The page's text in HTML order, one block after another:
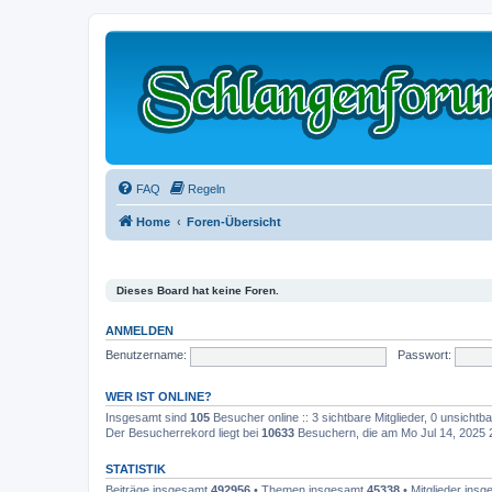
FAQ Regeln
Home Foren-Übersicht
Dieses Board hat keine Foren.
ANMELDEN
Benutzername:
Passwort:
WER IST ONLINE?
Insgesamt sind 105 Besucher online :: 3 sichtbare Mitglieder, 0
Der Besucherrekord liegt bei 10633 Besuchern, die am Mo Jul 14, 2025
STATISTIK
Beiträge insgesamt 492956 • Themen insgesamt 45338 • Mitglieder